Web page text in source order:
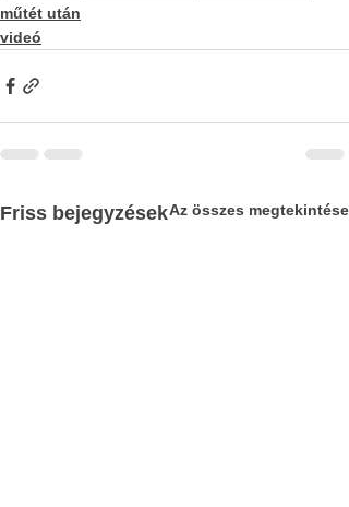
műtét után
videó
Friss bejegyzésekAz összes megtekintése